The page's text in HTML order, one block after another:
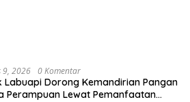
9, 2026 0 Komentar
Labuapi Dorong Kemandirian Pangan
Perampuan Lewat Pemanfaatan